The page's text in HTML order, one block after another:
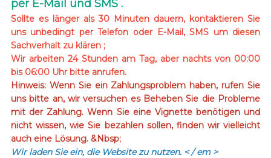
per E-Mail und SMS .
Sollte es länger als 30 Minuten dauern, kontaktieren Sie
uns unbedingt per Telefon oder E-Mail, SMS um diesen
Sachverhalt zu klären ;
Wir arbeiten 24 Stunden am Tag, aber nachts von 00:00
bis 06:00 Uhr bitte anrufen.
Hinweis: Wenn Sie ein Zahlungsproblem haben, rufen Sie
uns bitte an, wir versuchen es Beheben Sie die Probleme
mit der Zahlung. Wenn Sie eine Vignette benötigen und
nicht wissen, wie Sie bezahlen sollen, finden wir vielleicht
auch eine Lösung. &Nbsp;
Wir laden Sie ein, die Website zu nutzen. < / em >